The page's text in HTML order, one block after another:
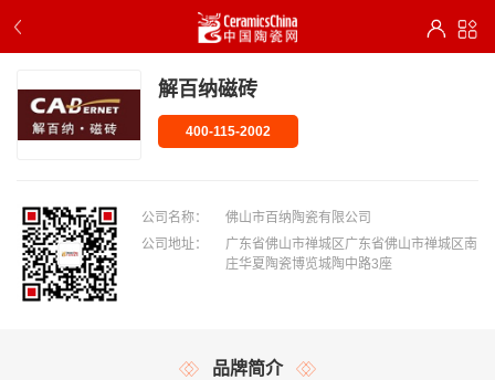
解百纳磁砖
400-115-2002
公司名称：
佛山市百纳陶瓷有限公司
公司地址：
广东省佛山市禅城区广东省佛山市禅城区南
庄华夏陶瓷博览城陶中路3座
品牌简介